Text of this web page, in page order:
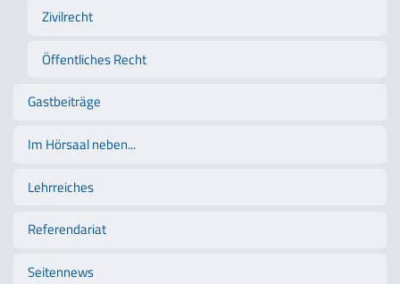
Zivilrecht
Öffentliches Recht
Gastbeiträge
Im Hörsaal neben...
Lehrreiches
Referendariat
Seitennews